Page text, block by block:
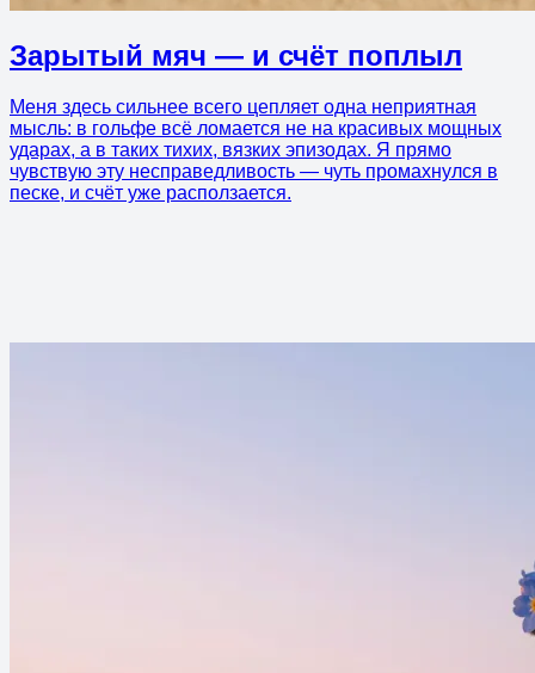
Зарытый мяч — и счёт поплыл
Меня здесь сильнее всего цепляет одна неприятная
мысль: в гольфе всё ломается не на красивых мощных
ударах, а в таких тихих, вязких эпизодах. Я прямо
чувствую эту несправедливость — чуть промахнулся в
песке, и счёт уже расползается.